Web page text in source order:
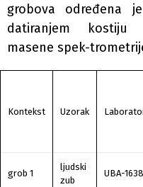
grobova određena
datiranjem kostiju
masene spek-
Kontekst Uzorak
grob 1
ljudski
zub
UBA-